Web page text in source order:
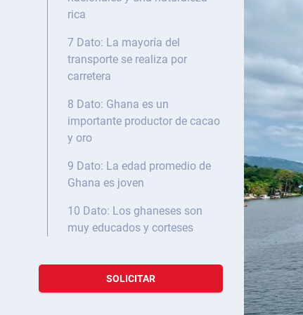
rica
7 Dato: La mayoría del
transporte se realiza por
carretera
8 Dato: Ghana es un
importante productor de cacao
y oro
9 Dato: La edad promedio de
Ghana es joven
10 Dato: Los ghaneses son
muy educados y corteses
SOLICITAR